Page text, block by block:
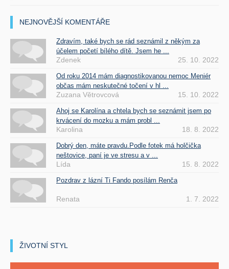
NEJNOVĚJŠÍ KOMENTÁŘE
Zdravím, také bych se rád seznámil z někým za
účelem početí bílého dítě. Jsem he ...
Zdenek 25. 10. 2022
Od roku 2014 mám diagnostikovanou nemoc Meniér
občas mám neskutečné točení v hl ...
Zuzana Větrovcová 15. 10. 2022
Ahoj se Karolína a chtela bych se seznámit jsem po
krvácení do mozku a mám probl ...
Karolina 18. 8. 2022
Dobrý den, máte pravdu.Podle fotek má holčička
neštovice, paní je ve stresu a v ...
Lída 15. 8. 2022
Pozdrav z lázní Ti Fando posílám Renča
Renata 1. 7. 2022
ŽIVOTNÍ STYL